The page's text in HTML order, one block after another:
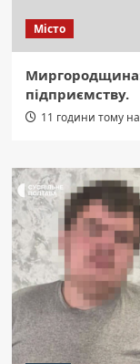
Місто
підприємству.
11 години тому